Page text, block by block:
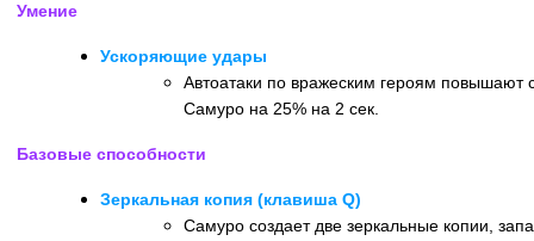
Умение
Ускоряющие удары
Автоатаки по вражеским героям повышают
Самуро на 25% на 2 сек.
Базовые способности
Зеркальная копия (клавиша Q)
Самуро создает две зеркальные копии,